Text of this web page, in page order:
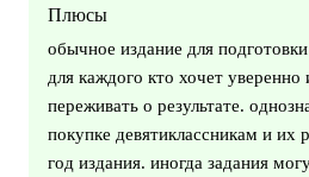
Плюсы
обычное издание для
для каждого кто хочет уверенно
переживать о результате.
покупке девятиклассникам и их
год издания. иногда задания